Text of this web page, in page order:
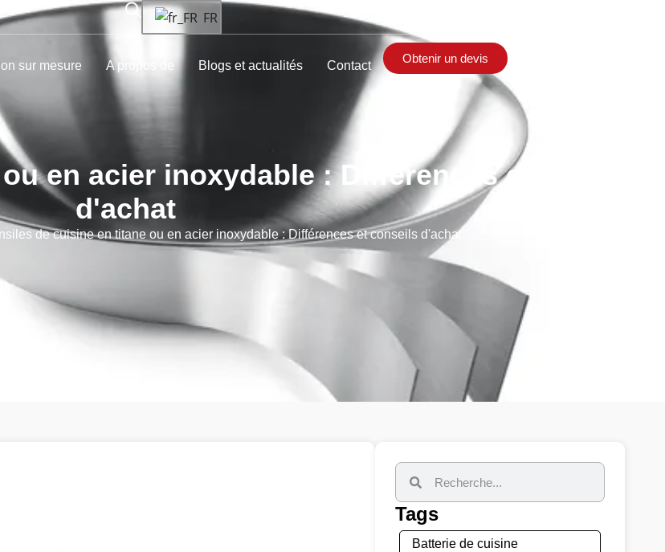
FR
sur mesure A propos de Blogs et actualités Contact
Obtenir un devis
en acier inoxydable : Différences et conseils
d'achat
de cuisine en titane ou en acier inoxydable : Différences et conseils d'achat
Tags
Batterie de cuisine